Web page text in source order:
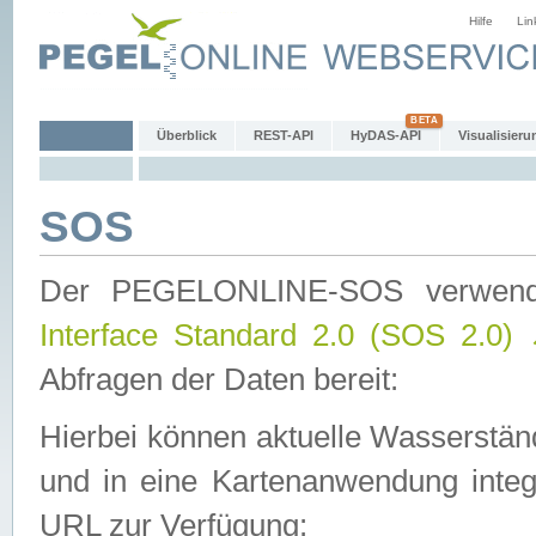
Hilfe
Überblick REST-API HyDAS-API
SOS
Der PEGELONLINE-SOS
Interface Standard 2.0 (SOS 2.0)
Abfragen der Daten bereit:
Hierbei können aktuelle
und in eine Kartenanwendung
URL zur Verfügung: